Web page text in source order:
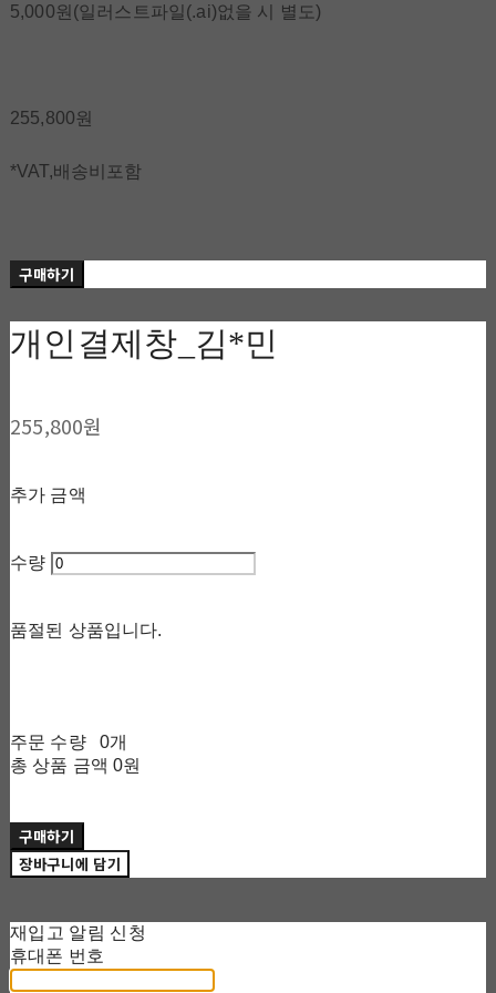
5,000원(일러스트파일(.ai)없을 시 별도)
255,800원
*VAT,배송비포함
구매하기
개인결제창_김*민
255,800원
추가 금액
수량
품절된 상품입니다.
주문 수량
0개
총 상품 금액 0원
구매하기
장바구니에 담기
재입고 알림 신청
휴대폰 번호